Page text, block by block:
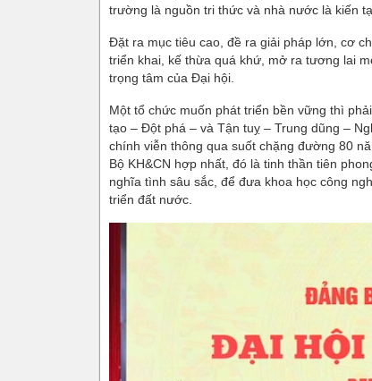
trường là nguồn tri thức và nhà nước là kiến
Đặt ra mục tiêu cao, đề ra giải pháp lớn, cơ
triển khai, kế thừa quá khứ, mở ra tương lai
trọng tâm của Đại hội.
Một tổ chức muốn phát triển bền vững thì
tạo – Đột phá – và Tận tuỵ – Trung dũng –
chính viễn thông qua suốt chặng đường 80
Bộ KH&CN hợp nhất, đó là tinh thần tiên
nghĩa tình sâu sắc, để đưa khoa học công
triển đất nước.